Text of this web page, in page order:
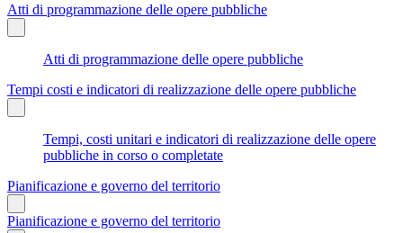
Atti di programmazione delle opere pubbliche
Atti di programmazione delle opere pubbliche
Tempi costi e indicatori di realizzazione delle opere pubbliche
Tempi, costi unitari e indicatori di realizzazione delle opere
pubbliche in corso o completate
Pianificazione e governo del territorio
Pianificazione e governo del territorio